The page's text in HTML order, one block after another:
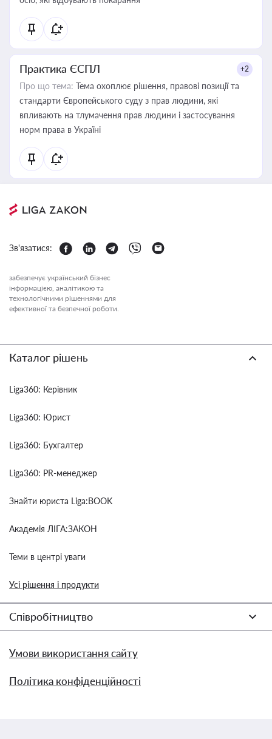
Практика ЄСПЛ +2
Про що тема: Тема охоплює рішення, правові позиції та
стандарти Європейського суду з прав людини, які
впливають на тлумачення прав людини і застосування
норм права в Україні
Зв'язатися:
забезпечує український бізнес
інформацією, аналітикою та
технологічними рішеннями для
ефективної та безпечної роботи.
Каталог рішень
Liga360: Керівник
Liga360: Юрист
Liga360: Бухгалтер
Liga360: PR-менеджер
Знайти юриста Liga:BOOK
Академія ЛІГА:ЗАКОН
Теми в центрі уваги
Усі рішення і продукти
Співробітництво
Умови використання сайту
Політика конфіденційності